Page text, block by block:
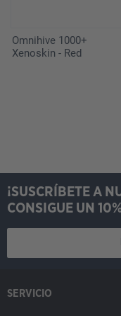
Omnihive 1000+
Xenoskin - Red
¡SUSCRÍBETE A
CONSIGUE UN
SERVICIO